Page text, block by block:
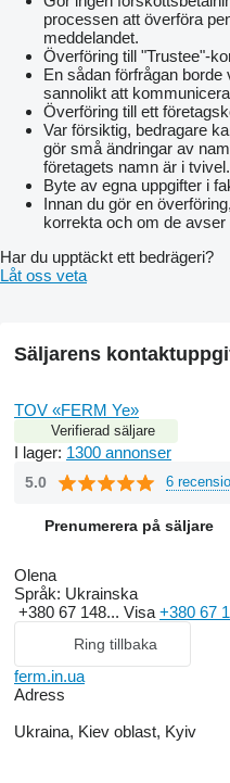
processen att överföra
meddelandet.
Överföring till "Trustee"-
En sådan förfrågan
sannolikt att
Överföring till ett
Var försiktig, bedragare
gör små ändringar av
företagets namn är i tvivel.
Byte av egna uppgifter i
Innan du gör en
korrekta och om de avser
Har du upptäckt ett bedrägeri?
Låt oss veta
Säljarens
TOV «FERM Ye»
Verifierad säljare
I lager: 1300 annonser
5.0 6
Prenumerera på säljare
Olena
Språk: Ukrainska
+380 67 148... Visa +380 67
Ring tillbaka
ferm.in.ua
Adress
Ukraina, Kiev oblast, Kyiv